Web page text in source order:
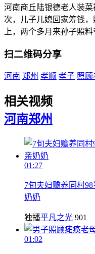
河南商丘陆银德老人装
次，儿子儿媳回家筹钱
上，两个多月来孙子照料
扫二维码分享
河南 郑州 孝顺 孝子 照顾
相关视频
河南郑州
01:27
7旬夫妇赡养同村
奶奶
独播平凡之光 901
01:02